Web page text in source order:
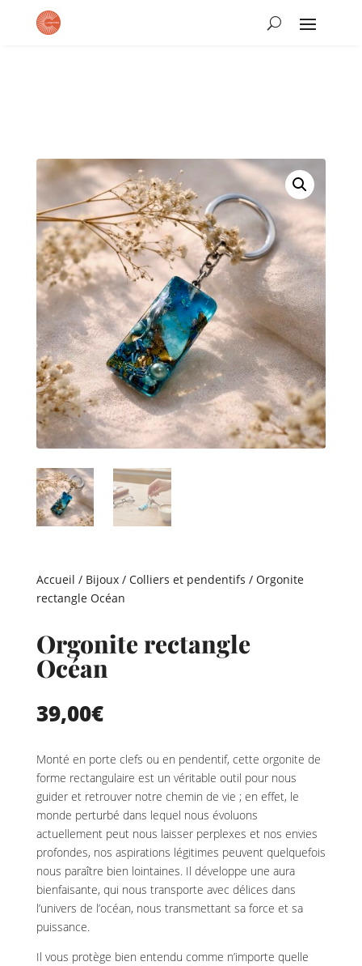
Accueil / Bijoux/ Colliers et pendentifs / Orgonite
rectangle Océan
Orgonite rectangle
Océan
39,00€
Monté en porte clefs ou en pendentif, cette orgonite de
forme rectangulaire est un véritable outil pour nous
guider et retrouver notre chemin de vie ; en effet, le
monde perturbé dans lequel nous évoluons
actuellement peut nous laisser perplexes et nos envies
profondes, nos aspirations légitimes peuvent quelquefois
nous paraître bien lointaines. Il développe une aura
bienfaisante, qui nous transporte avec délices dans
l’univers de l’océan, nous transmettant sa force et sa
puissance.
Il vous protège bien entendu comme n’importe quelle